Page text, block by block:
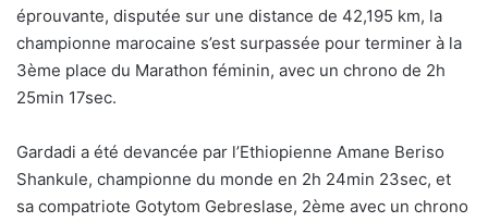
éprouvante, disputée sur une distance de 42,195 km, la
championne marocaine s’est surpassée pour terminer à la
3ème place du Marathon féminin, avec un chrono de 2h
25min 17sec.
Gardadi a été devancée par l’Ethiopienne Amane Beriso
Shankule, championne du monde en 2h 24min 23sec, et
sa compatriote Gotytom Gebreslase, 2ème avec un chrono